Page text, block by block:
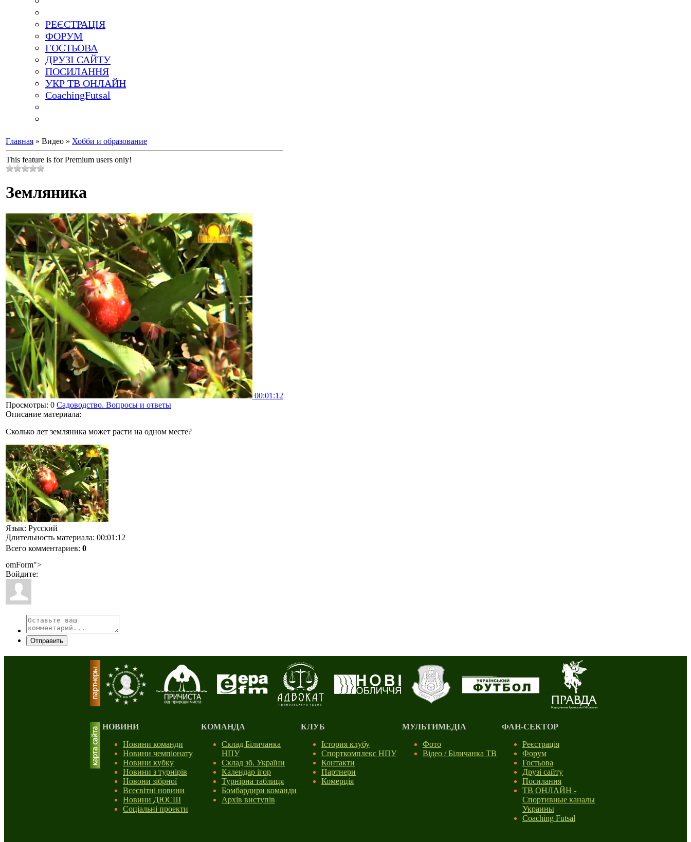
РЕЄСТРАЦІЯ
ФОРУМ
ГОСТЬОВА
ДРУЗІ САЙТУ
ПОСИЛАННЯ
УКР ТВ ОНЛАЙН
CoachingFutsal
Главная » Видео » Хобби и образование
This feature is for Premium users only!
Земляника
00:01:12
Просмотры: 0 Садоводство. Вопросы и ответы
Описание материала:
Сколько лет земляника может расти на одном месте?
Язык: Русский
Длительность материала: 00:01:12
Всего комментариев: 0
omForm">
Войдите:
Отправить
НОВИНИ
Новини команди
Новини чемпіонату
Новини кубку
Новини з турнірів
Новони зібрної
Всесвітні новини
Новини ДЮСШ
Соціальні проекти
КОМАНДА
Склад Біличанка
НПУ
Склад зб. України
Календар ігор
Турнірна таблиця
Бомбардири команди
Архів виступів
КЛУБ
Істория клубу
Спорткомплекс НПУ
Контакти
Партнери
Комерція
МУЛЬТИМЕДІА
Фото
Відео / Біличанка ТВ
ФАН-СЕКТОР
Реєстрація
Форум
Гостьова
Друзі сайту
Посилання
ТВ ОНЛАЙН -
Спортивные каналы
Украины
Coaching Futsal